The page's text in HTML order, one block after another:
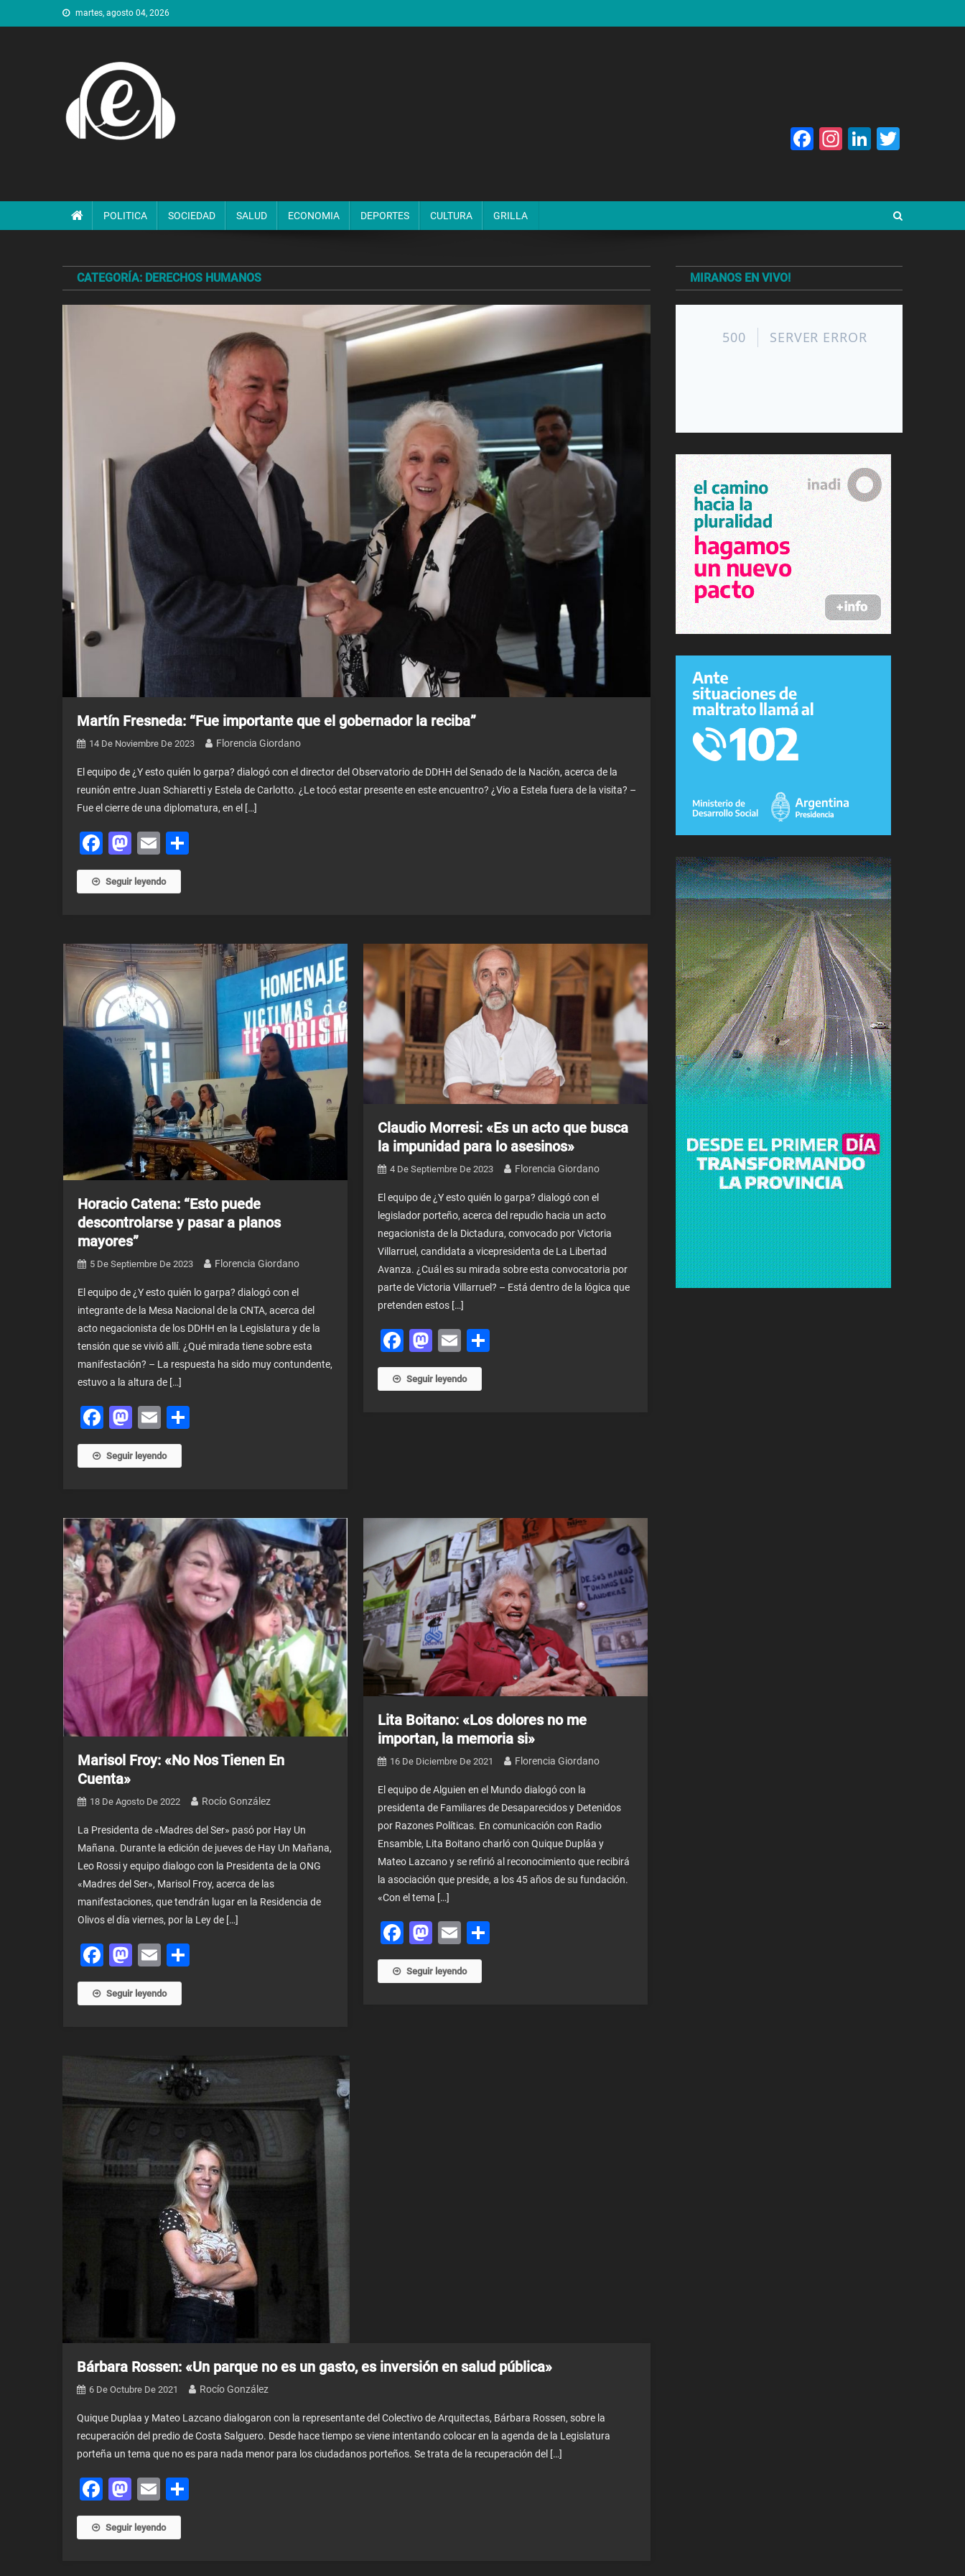
al
martes, agosto 04, 2026
Facebook
Instagram
LinkedIn
POLITICA SOCIEDAD SALUD ECONOMIA DEPORTES CULTURA GRILLA
CATEGORÍA: DERECHOS HUMANOS
Martín Fresneda: “Fue importante que el gobernador la reciba”
14 De Noviembre De 2023 Florencia Giordano
El equipo de ¿Y esto quién lo garpa? dialogó con el director del Observatorio de DDHH del Senado de la Nación, acerca de la
reunión entre Juan Schiaretti y Estela de Carlotto. ¿Le tocó estar presente en este encuentro? ¿Vio a Estela fuera de la visita? –
Fue el cierre de una diplomatura, en el […]
Facebook
Mastodon
Email
Seguir leyendo
Horacio Catena: “Esto puede
descontrolarse y pasar a planos
mayores”
5 De Septiembre De 2023 Florencia Giordano
El equipo de ¿Y esto quién lo garpa? dialogó con el
integrante de la Mesa Nacional de la CNTA, acerca del
acto negacionista de los DDHH en la Legislatura y de la
tensión que se vivió allí. ¿Qué mirada tiene sobre esta
manifestación? – La respuesta ha sido muy contundente,
estuvo a la altura de […]
Facebook
Mastodon
EmailShare
Seguir leyendo
Claudio Morresi: «Es un acto que busca
la impunidad para lo asesinos»
4 De Septiembre De 2023 Florencia Giordano
El equipo de ¿Y esto quién lo garpa? dialogó con el
legislador porteño, acerca del repudio hacia un acto
negacionista de la Dictadura, convocado por Victoria
Villarruel, candidata a vicepresidenta de La Libertad
Avanza. ¿Cuál es su mirada sobre esta convocatoria por
parte de Victoria Villarruel? – Está dentro de la lógica que
pretenden estos […]
Facebook
Mastodon
EmailShare
Seguir leyendo
Marisol Froy: «No Nos Tienen En
Cuenta»
18 De Agosto De 2022 Rocío González
La Presidenta de «Madres del Ser» pasó por Hay Un
Mañana. Durante la edición de jueves de Hay Un Mañana,
Leo Rossi y equipo dialogo con la Presidenta de la ONG
«Madres del Ser», Marisol Froy, acerca de las
manifestaciones, que tendrán lugar en la Residencia de
Olivos el día viernes, por la Ley de […]
Facebook
Mastodon
Email
Seguir leyendo
Lita Boitano: «Los dolores no me
importan, la memoria si»
16 De Diciembre De 2021 Florencia Giordano
El equipo de Alguien en el Mundo dialogó con la
presidenta de Familiares de Desaparecidos y Detenidos
por Razones Políticas. En comunicación con Radio
Ensamble, Lita Boitano charló con Quique Dupláa y
Mateo Lazcano y se refirió al reconocimiento que recibirá
la asociación que preside, a los 45 años de su fundación.
«Con el tema […]
Facebook
Mastodon
EmailShare
Seguir leyendo
Bárbara Rossen: «Un parque no es un gasto, es inversión en salud pública»
6 De Octubre De 2021 Rocío González
Quique Duplaa y Mateo Lazcano dialogaron con la representante del Colectivo de Arquitectas, Bárbara Rossen, sobre la
recuperación del predio de Costa Salguero. Desde hace tiempo se viene intentando colocar en la agenda de la Legislatura
porteña un tema que no es para nada menor para los ciudadanos porteños. Se trata de la recuperación del […]
Facebook
Mastodon
Email
Seguir leyendo
MIRANOS EN VIVO!